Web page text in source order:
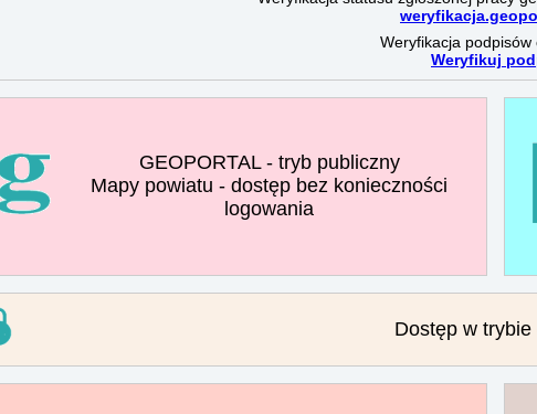
Weryfikacja podpisów
Weryfikuj
GEOPORTAL - tryb publiczny
Mapy powiatu - dostęp bez konieczności
logowania
Dostęp w